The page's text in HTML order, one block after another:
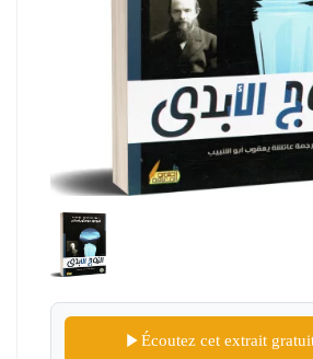
Écoutez cet extrait